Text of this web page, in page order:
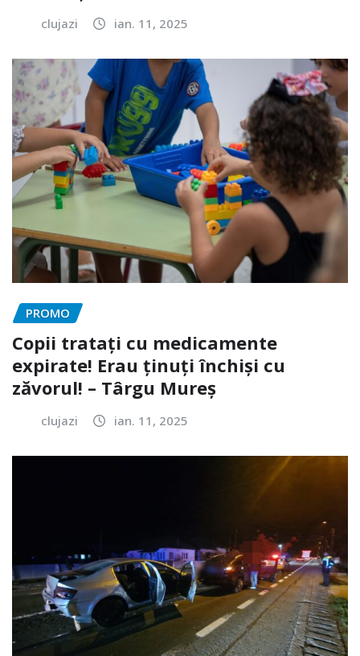
clujazi ian. 11, 2025
PROMO
Copii tratați cu medicamente
expirate! Erau ținuți închiși cu
zăvorul! – Târgu Mureș
clujazi ian. 11, 2025